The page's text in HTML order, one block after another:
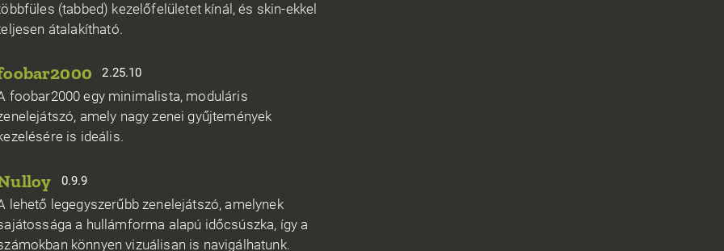
(tabbed) kezelőfelületet kínál, és skin-ekkel
átalakítható.
2.25.10
foobar2000 egy minimalista, moduláris
amely nagy zenei gyűjtemények
is ideális.
0.9.9
lehető legegyszerűbb zenelejátszó, amelynek
a hullámforma alapú időcsúszka, így a
könnyen vizuálisan is navigálhatunk.